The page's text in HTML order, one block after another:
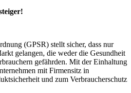
(GPSR) stellt sicher, dass nur
gelangen, die weder die Gesundheit
gefährden. Mit der Einhaltung
mit Firmensitz in
und zum Verbraucherschutz